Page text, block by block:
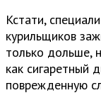
Кстати,
курильщиков
только дольше,
как сигаретный
поврежденную